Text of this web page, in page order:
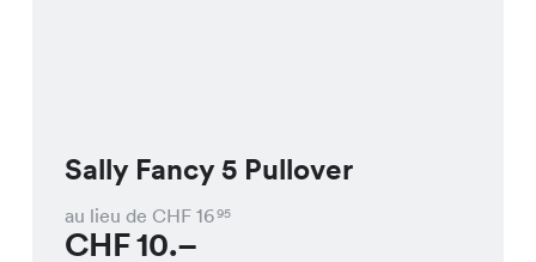
Sally Fancy 5 Pullover
au lieu de CHF 1695
CHF10.–